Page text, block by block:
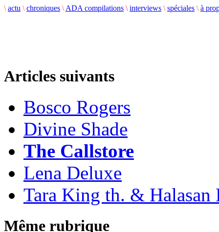
\ actu \ chroniques \ ADA compilations \ interviews \ spéciales \ à
Articles suivants
Bosco Rogers
Divine Shade
The Callstore
Lena Deluxe
Tara King th. & Halasan
Même rubrique